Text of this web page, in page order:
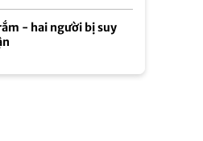
- hai người bị suy